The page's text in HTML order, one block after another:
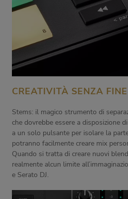
CREATIVITÀ SENZA FINE
Stems: il magico strumento di
che dovrebbe essere a disposizione
a un solo pulsante per isolare la
potranno facilmente creare mix
Quando si tratta di creare nuovi
realmente alcun limite
e Serato DJ.